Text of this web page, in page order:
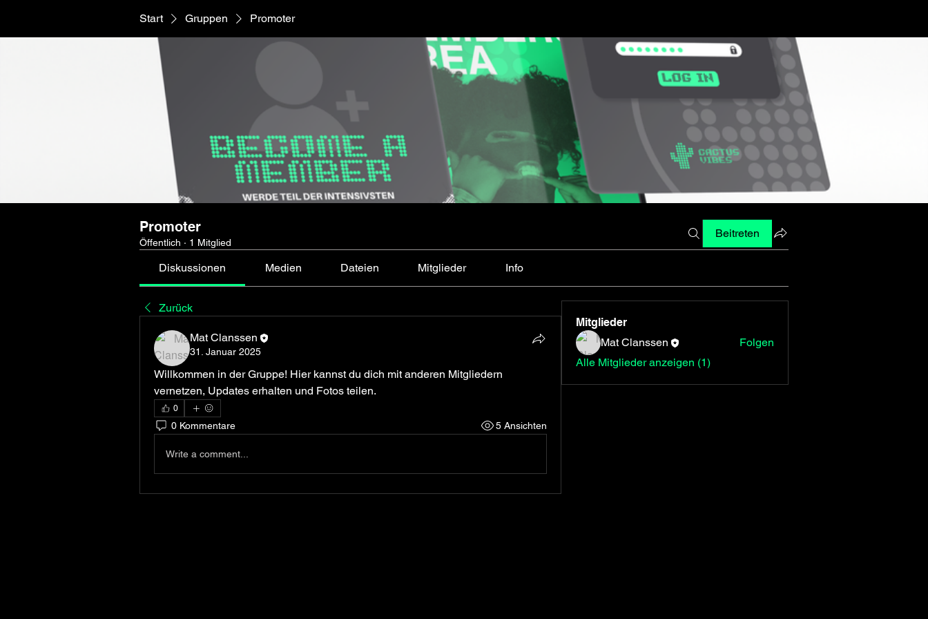
Start Gruppen Promoter
Promoter
Öffentlich · 1 Mitglied
Beitreten
Diskussionen Medien Dateien Mitglieder Info
Zurück
Mat Clanssen
31. Januar 2025
Willkommen in der Gruppe! Hier kannst du dich mit anderen Mitgliedern
vernetzen, Updates erhalten und Fotos teilen.
0
0 Kommentare 5 Ansichten
Write a comment...
Mitglieder
Mat Clanssen
Folgen
Alle Mitglieder anzeigen (1)